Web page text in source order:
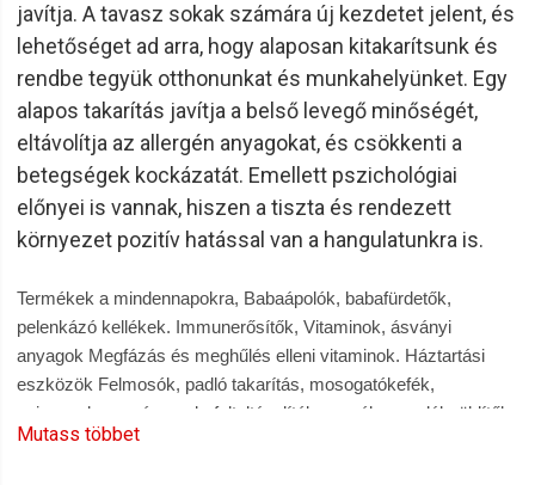
javítja. A tavasz sokak számára új kezdetet jelent, és
lehetőséget ad arra, hogy alaposan kitakarítsunk és
rendbe tegyük otthonunkat és munkahelyünket. Egy
alapos takarítás javítja a belső levegő minőségét,
eltávolítja az allergén anyagokat, és csökkenti a
betegségek kockázatát. Emellett pszichológiai
előnyei is vannak, hiszen a tiszta és rendezett
környezet pozitív hatással van a hangulatunkra is.
Termékek a mindennapokra, Babaápolók, babafürdetők,
pelenkázó kellékek. Immunerősítők, Vitaminok, ásványi
anyagok Megfázás és meghűlés elleni vitaminok. Háztartási
eszközök Felmosók, padló takarítás, mosogatókefék,
szivacsok, mosószerek, folteltávolítók, mosókapszulák, öblítők.
Konyhai törlőkendő, szemeteszsák. Szobai Illatosítók,
Mutass többet